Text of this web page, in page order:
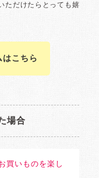
こちら
場合
買いものを楽し